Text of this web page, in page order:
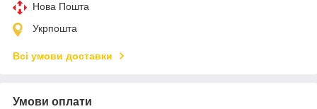
Нова Пошта
Укрпошта
Всі умови доставки
Умови оплати